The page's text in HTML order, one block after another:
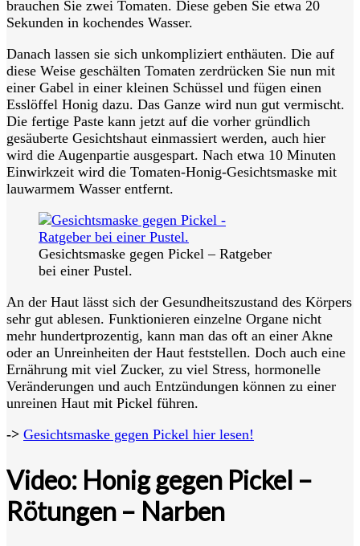
brauchen Sie zwei Tomaten. Diese geben Sie etwa 20
Sekunden in kochendes Wasser.
Danach lassen sie sich unkompliziert enthäuten. Die auf
diese Weise geschälten Tomaten zerdrücken Sie nun mit
einer Gabel in einer kleinen Schüssel und fügen einen
Esslöffel Honig dazu. Das Ganze wird nun gut vermischt.
Die fertige Paste kann jetzt auf die vorher gründlich
gesäuberte Gesichtshaut einmassiert werden, auch hier
wird die Augenpartie ausgespart. Nach etwa 10 Minuten
Einwirkzeit wird die Tomaten-Honig-Gesichtsmaske mit
lauwarmem Wasser entfernt.
Gesichtsmaske gegen Pickel – Ratgeber
bei einer Pustel.
An der Haut lässt sich der Gesundheitszustand des Körpers
sehr gut ablesen. Funktionieren einzelne Organe nicht
mehr hundertprozentig, kann man das oft an einer Akne
oder an Unreinheiten der Haut feststellen. Doch auch eine
Ernährung mit viel Zucker, zu viel Stress, hormonelle
Veränderungen und auch Entzündungen können zu einer
unreinen Haut mit Pickel führen.
-> Gesichtsmaske gegen Pickel hier lesen!
Video: Honig gegen Pickel –
Rötungen – Narben